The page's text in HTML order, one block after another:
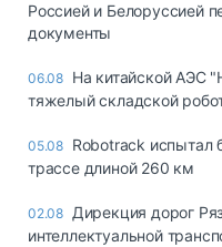
Россией и Белоруссией
документы
06.08 На китайской АЭС
тяжелый складской
05.08 Robotrack испытал
трассе длиной 260 км
02.08 Дирекция дорог
интеллектуальной